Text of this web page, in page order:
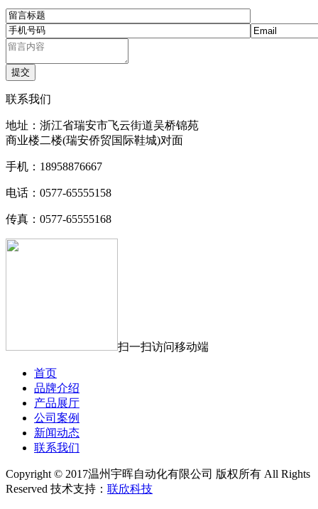
联系我们
地址：浙江省瑞安市飞云街道吴桥锦苑
商业楼二楼(瑞安侨贸国际鞋城)对面
手机：18958876667
电话：0577-65555158
传真：0577-65555168
扫一扫访问移动端
首页
品牌介绍
产品展厅
公司案例
新闻动态
联系我们
Copyright © 2017温州宇晖自动化有限公司 版权所有 All Rights
Reserved 技术支持： 联欣科技